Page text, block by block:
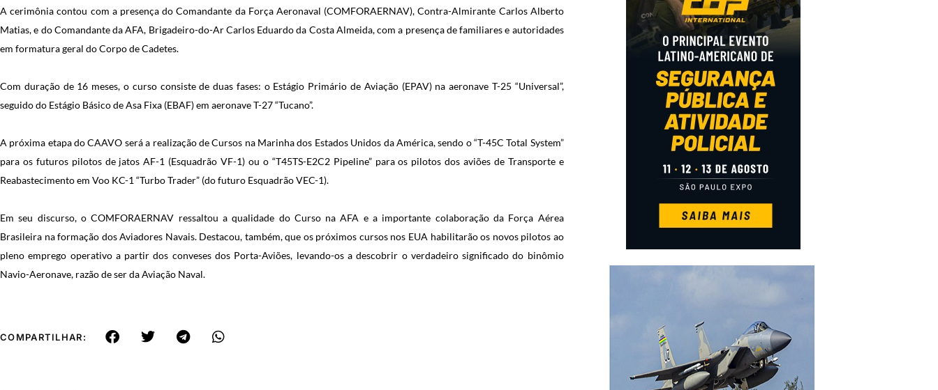
A cerimônia contou com a presença do Comandante da Força Aeronaval (COMFORAERNAV), Contra-Almirante Carlos Alberto
Matias, e do Comandante da AFA, Brigadeiro-do-Ar Carlos Eduardo da Costa Almeida, com a presença de familiares e autoridades
em formatura geral do Corpo de Cadetes.
Com duração de 16 meses, o curso consiste de duas fases: o Estágio Primário de Aviação (EPAV) na aeronave T-25 “Universal”,
seguido do Estágio Básico de Asa Fixa (EBAF) em aeronave T-27 “Tucano”.
A próxima etapa do CAAVO será a realização de Cursos na Marinha dos Estados Unidos da América, sendo o “T-45C Total System”
para os futuros pilotos de jatos AF-1 (Esquadrão VF-1) ou o “T45TS-E2C2 Pipeline” para os pilotos dos aviões de Transporte e
Reabastecimento em Voo KC-1 “Turbo Trader” (do futuro Esquadrão VEC-1).
Em seu discurso, o COMFORAERNAV ressaltou a qualidade do Curso na AFA e a importante colaboração da Força Aérea
Brasileira na formação dos Aviadores Navais. Destacou, também, que os próximos cursos nos EUA habilitarão os novos pilotos ao
pleno emprego operativo a partir dos conveses dos Porta-Aviões, levando-os a descobrir o verdadeiro significado do binômio
Navio-Aeronave, razão de ser da Aviação Naval.
COMPARTILHAR: